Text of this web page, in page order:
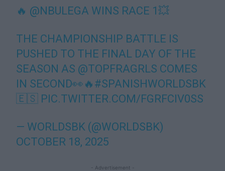
🔥 @NBULEGA WINS RACE 1💥
THE CHAMPIONSHIP BATTLE IS
PUSHED TO THE FINAL DAY OF THE
SEASON AS @TOPFRAGRLS COMES
IN SECOND👀🔥 #SPANISHWORLDSBK
🇪🇸 PIC.TWITTER.COM/FGRFCIV0SS
— WORLDSBK (@WORLDSBK)
OCTOBER 18, 2025
- Advertisement -